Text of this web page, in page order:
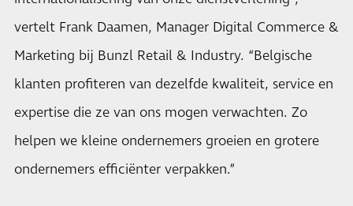
vertelt Frank Daamen, Manager Digital Commerce &
Marketing bij Bunzl Retail & Industry. “Belgische
klanten profiteren van dezelfde kwaliteit, service en
expertise die ze van ons mogen verwachten. Zo
helpen we kleine ondernemers groeien en grotere
ondernemers efficiënter verpakken.”